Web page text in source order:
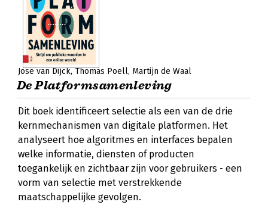
José van Dijck Thomas Poell Martijn de Waal
De Platformsamenleving
Dit boek identificeert selectie als een van de drie
kernmechanismen van digitale platformen. Het
analyseert hoe algoritmes en interfaces bepalen
welke informatie, diensten of producten
toegankelijk en zichtbaar zijn voor gebruikers - een
vorm van selectie met verstrekkende
maatschappelijke gevolgen.